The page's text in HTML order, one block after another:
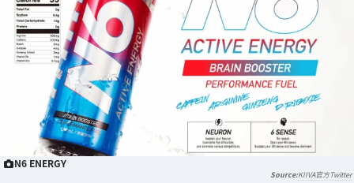
N6 ENERGY
KIIVA官方Twitter